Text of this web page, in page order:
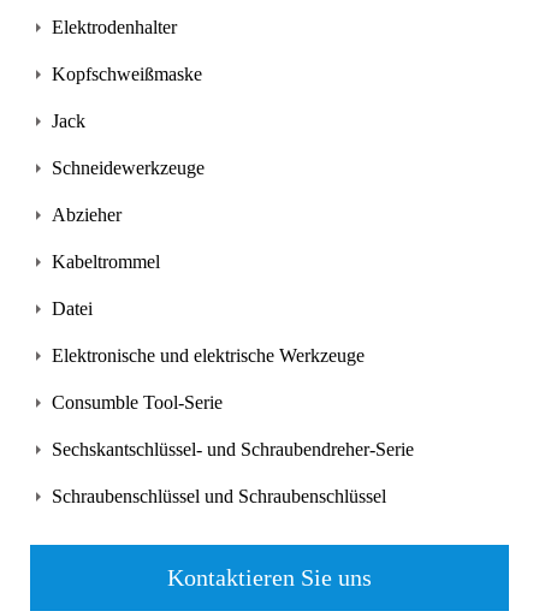
Elektrodenhalter
Kopfschweißmaske
Jack
Schneidewerkzeuge
Abzieher
Kabeltrommel
Datei
Elektronische und elektrische Werkzeuge
Consumble Tool-Serie
Sechskantschlüssel- und Schraubendreher-Serie
Schraubenschlüssel und Schraubenschlüssel
Kontaktieren Sie uns